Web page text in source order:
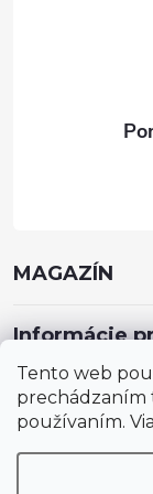
Tento web
prechádzaním
používaním.
MAGAZÍN
Informácie